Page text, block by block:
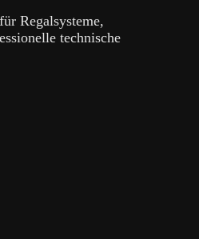
Regalsysteme,
technische